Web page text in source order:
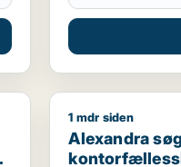
Alexandra
1 mdr siden
Alexandra